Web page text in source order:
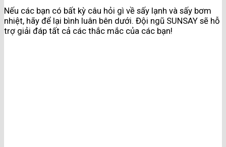
Nếu các bạn có bất kỳ câu hỏi gì về sấy lạnh và sấy bơm
nhiệt, hãy để lại bình luân bên dưới. Đội ngũ SUNSAY sẽ hỗ
trợ giải đáp tất cả các thắc mắc của các bạn!